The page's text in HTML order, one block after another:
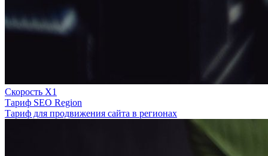
Скорость Х1
Тариф SEO Region
Тариф для продвижения сайта в регионах